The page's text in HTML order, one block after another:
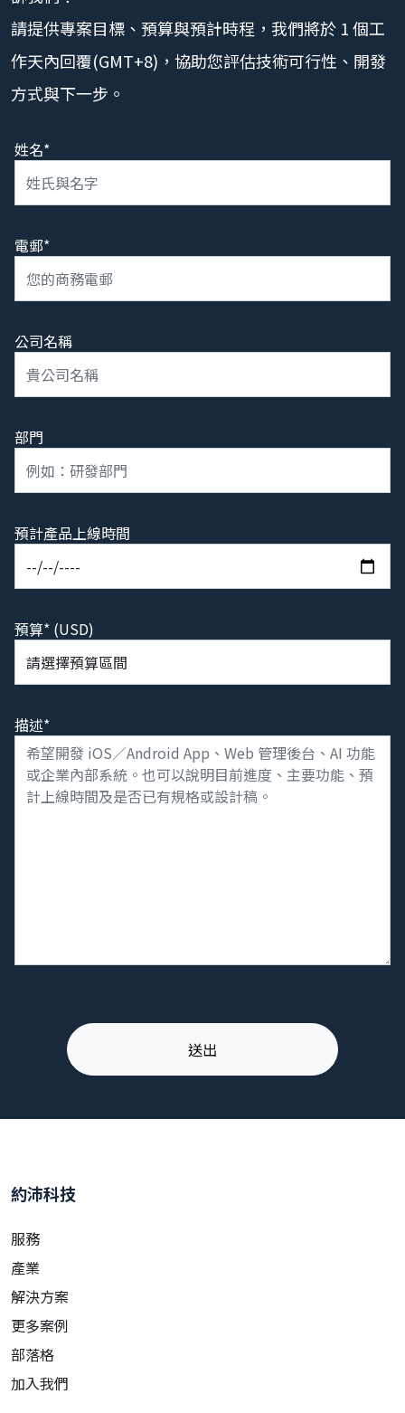
請提供專案目標、預算與預計時程，我們將於 1 個工
作天內回覆(GMT+8)，協助您評估技術可行性、開發
方式與下一步。
姓名*
電郵*
公司名稱
部門
預計產品上線時間
預算* (USD)
描述*
約沛科技
服務
產業
解決方案
更多案例
部落格
加入我們